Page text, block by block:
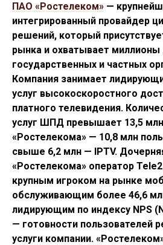
ПАО «Ростелеком» —
интегрированный провайдер
решений, который
рынка и охватывает миллионы
государственных и частных
Компания занимает
услуг высокоскоростного
платного телевидения.
услуг ШПД превышает 13,5
«Ростелекома» — 10,8 млн
свыше 6,2 млн — IPTV.
«Ростелекома» оператор
крупным игроком на рынке
обслуживающим более 46,6
лидирующим по индексу NPS
— готовности пользователей
услуги компании.